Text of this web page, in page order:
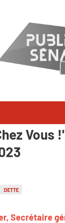
l'a dit
Vous
DETTE
Secrétaire